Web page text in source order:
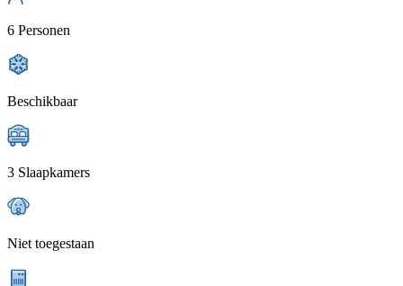
6 Personen
Beschikbaar
3 Slaapkamers
Niet toegestaan